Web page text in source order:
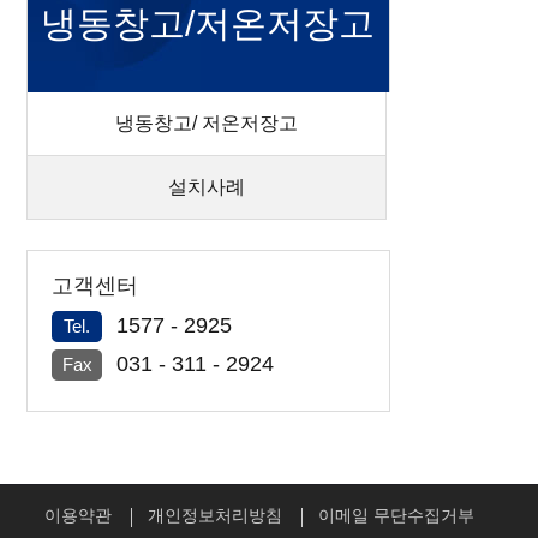
냉동창고/저온저장고
냉동창고/ 저온저장고
설치사례
고객센터
Tel. 1577 - 2925
Fax 031 - 311 - 2924
이용약관 개인정보처리방침 이메일 무단수집거부